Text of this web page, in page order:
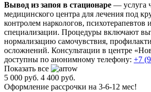
Вывод из запоя в стационаре — услуга
медицинского центра для лечения под
контролем наркологов, психотерапевтов
специализации. Процедуры включают
нормализацию самочувствия,
осложнений. Консультации в центре
доступны по анонимному телефону: +7
Показать все
5 000 руб. 4 400 руб.
Оформление рассрочки на 3-6-12 мес!